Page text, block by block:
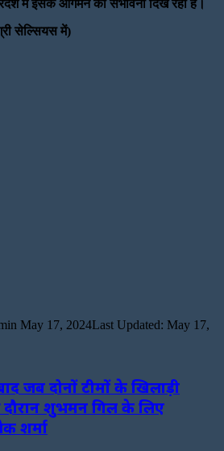
में इसके आगमन की संभावना दिख रही है।
सेल्सियस में)
May 17, 2024Last Updated: May 17,
जब दोनों टीमों के खिलाड़ी
शुभमन गिल के लिए
शर्मा